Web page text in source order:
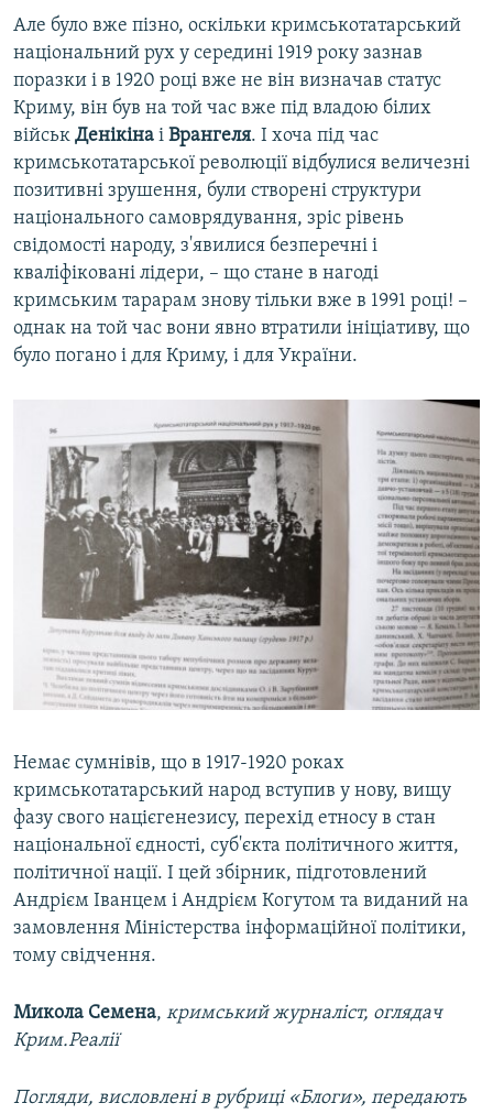
Але було вже пізно, оскільки кримськотатарський
національний рух у середині 1919 року зазнав
поразки і в 1920 році вже не він визначав статус
Криму, він був на той час вже під владою білих
військ Денікіна і Врангеля. І хоча під час
кримськотатарської революції відбулися величезні
позитивні зрушення, були створені структури
національного самоврядування, зріс рівень
свідомості народу, з'явилися безперечні і
кваліфіковані лідери, – що стане в нагоді
кримським тарарам знову тільки вже в 1991 році! –
однак на той час вони явно втратили ініціативу, що
було погано і для Криму, і для України.
Немає сумнівів, що в 1917-1920 роках
кримськотатарський народ вступив у нову, вищу
фазу свого націєгенезису, перехід етносу в стан
національної єдності, суб'єкта політичного життя,
політичної нації. І цей збірник, підготовлений
Андрієм Іванцем і Андрієм Когутом та виданий на
замовлення Міністерства інформаційної політики,
тому свідчення.
Микола Семена, кримський журналіст, оглядач
Крим.Реалії
Погляди, висловлені в рубриці «Блоги», передають